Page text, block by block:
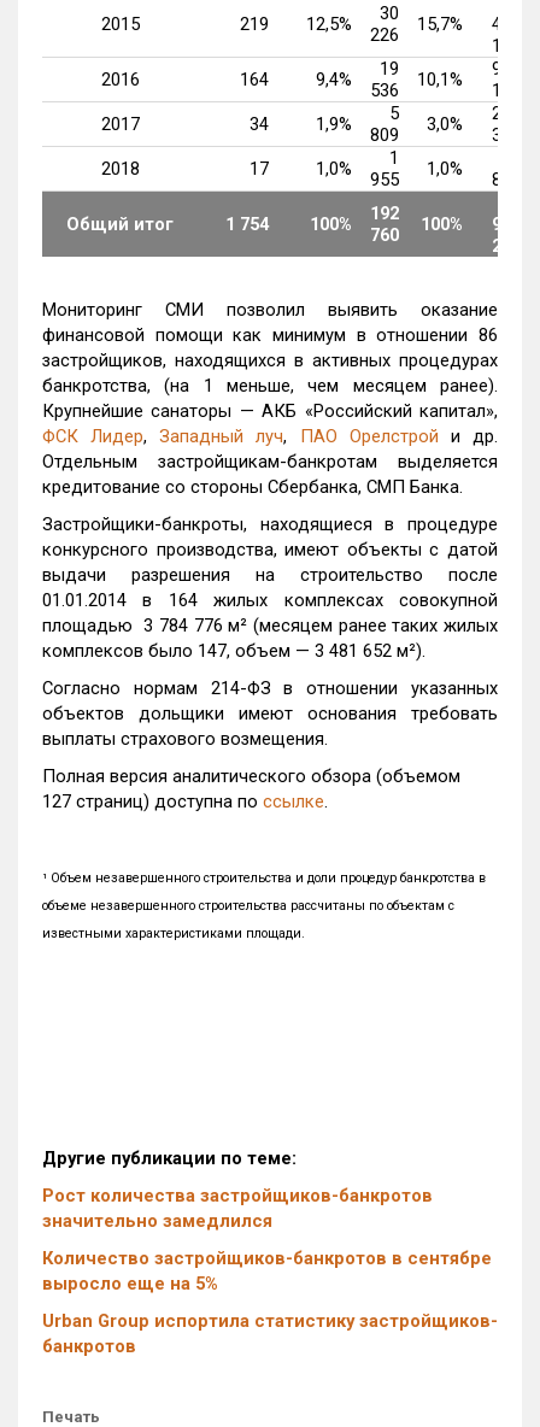
2015 219 12,5%
30
226
15,7%
453
199
2016 164 9,4%
19
536
10,1%
909
161
2017
34 1,9%
5
809
3,0%
276
369
2018
17 1,0%
1
955
1,0%
853
Общий итог 1 754 100%
192
760
100%
912
202
Мониторинг СМИ позволил выявить оказание
финансовой помощи как минимум в отношении 86
застройщиков, находящихся в активных процедурах
банкротства, (на 1 меньше, чем месяцем ранее).
Крупнейшие санаторы — АКБ «Российский капитал»,
ФСК Лидер,Западный луч, ПАО Орелстрой и др.
Отдельным застройщикам-банкротам выделяется
кредитование со стороны Сбербанка, СМП Банка.
Застройщики-банкроты, находящиеся в процедуре
конкурсного производства, имеют объекты с датой
выдачи разрешения на строительство после
01.01.2014 в 164 жилых комплексах совокупной
площадью 3 784 776 м² (месяцем ранее таких жилых
комплексов было 147, объем — 3 481 652 м²).
Согласно нормам 214-ФЗ в отношении указанных
объектов дольщики имеют основания требовать
выплаты страхового возмещения.
Полная версия аналитического обзора (объемом
127 страниц) доступна по ссылке.
¹ Объем незавершенного строительства и доли процедур банкротства в
объеме незавершенного строительства рассчитаны по объектам с
известными характеристиками площади.
Другие публикации по теме:
Рост количества застройщиков-банкротов
значительно замедлился
Количество застройщиков-банкротов в сентябре
выросло еще на 5%
Urban Group испортила статистику застройщиков-
банкротов
Печать